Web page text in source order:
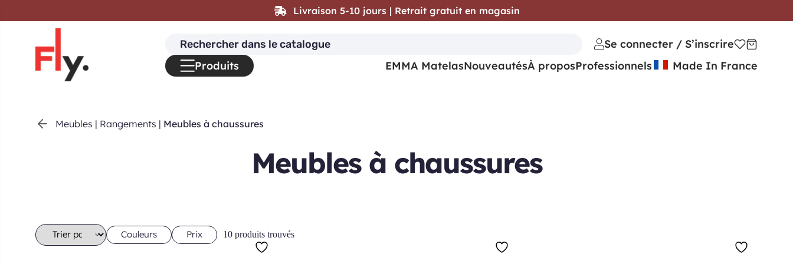
Meubles | Rangements | Meubles à chaussures
Meubles à chaussures
Couleurs Prix 10 produits trouvés
Livraison 5-10 jours | Retrait gratuit en magasin
Search
for:
Se connecter / S’inscrire
Produits
EMMA MatelasNouveautésÀ proposProfessionnels Made In France